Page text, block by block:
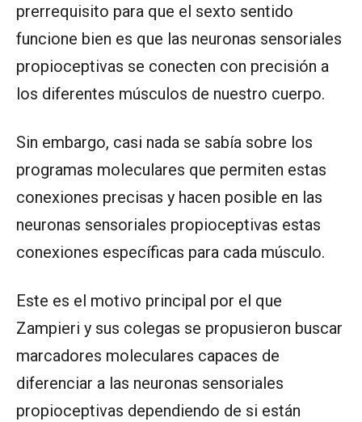
prerrequisito para que el sexto sentido
funcione bien es que las neuronas sensoriales
propioceptivas se conecten con precisión a
los diferentes músculos de nuestro cuerpo.
Sin embargo, casi nada se sabía sobre los
programas moleculares que permiten estas
conexiones precisas y hacen posible en las
neuronas sensoriales propioceptivas estas
conexiones específicas para cada músculo.
Este es el motivo principal por el que
Zampieri y sus colegas se propusieron buscar
marcadores moleculares capaces de
diferenciar a las neuronas sensoriales
propioceptivas dependiendo de si están